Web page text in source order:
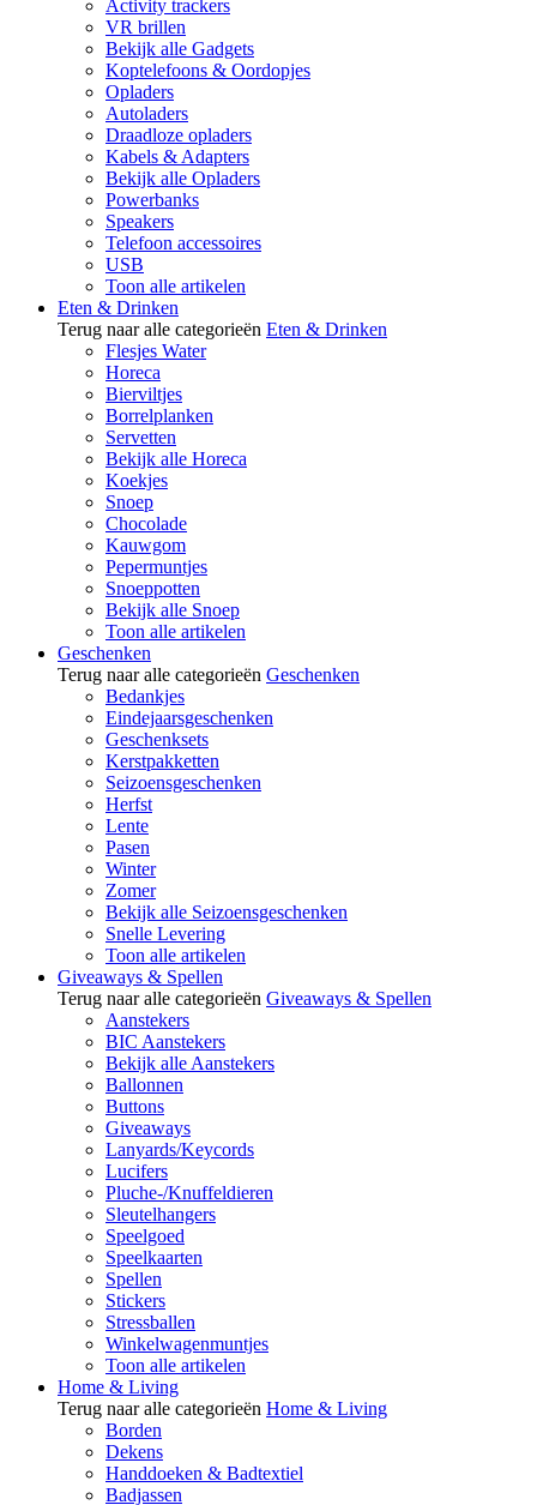
Activity trackers
VR brillen
Bekijk alle Gadgets
Koptelefoons & Oordopjes
Opladers
Autoladers
Draadloze opladers
Kabels & Adapters
Bekijk alle Opladers
Powerbanks
Speakers
Telefoon accessoires
USB
Toon alle artikelen
Eten & Drinken
Terug naar alle categorieën Eten & Drinken
Flesjes Water
Horeca
Bierviltjes
Borrelplanken
Servetten
Bekijk alle Horeca
Koekjes
Snoep
Chocolade
Kauwgom
Pepermuntjes
Snoeppotten
Bekijk alle Snoep
Toon alle artikelen
Geschenken
Terug naar alle categorieën Geschenken
Bedankjes
Eindejaarsgeschenken
Geschenksets
Kerstpakketten
Seizoensgeschenken
Herfst
Lente
Pasen
Winter
Zomer
Bekijk alle Seizoensgeschenken
Snelle Levering
Toon alle artikelen
Giveaways & Spellen
Terug naar alle categorieën Giveaways & Spellen
Aanstekers
BIC Aanstekers
Bekijk alle Aanstekers
Ballonnen
Buttons
Giveaways
Lanyards/Keycords
Lucifers
Pluche-/Knuffeldieren
Sleutelhangers
Speelgoed
Speelkaarten
Spellen
Stickers
Stressballen
Winkelwagenmuntjes
Toon alle artikelen
Home & Living
Terug naar alle categorieën Home & Living
Borden
Dekens
Handdoeken & Badtextiel
Badjassen